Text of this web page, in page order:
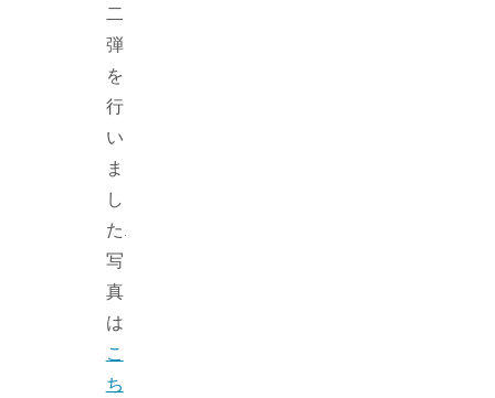
二
弾
を
行
い
ま
し
た.
写
真
は
こ
ち